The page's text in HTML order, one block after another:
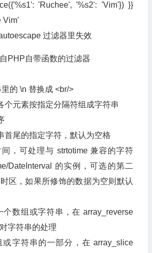
'Ruchee', '%s2': 'Vim'}) }}
Vim'
过滤器里失效
PHP自带函数的过滤器
的 \n 替换成 <br/>
个元素按指定分隔符组成字符串
首尾的指定字符，默认为空格
，可处理与 strtotime 兼容的字符
DateInterval 的实例，可选的第二
区，如果所修饰的数据为空则默认
个数组或字符串，在 array_reverse
字符串的处理
或字符串的一部分，在 array_slice